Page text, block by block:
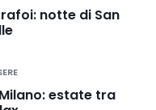
notte di San
estate tra